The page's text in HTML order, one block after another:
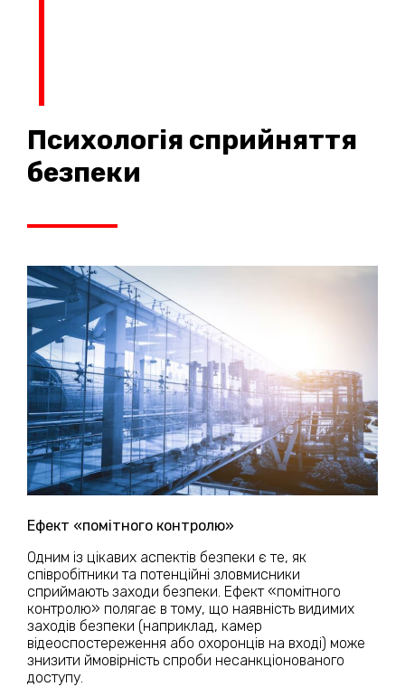
Психологія сприйняття
безпеки
Ефект «помітного контролю»
Одним із цікавих аспектів безпеки є те, як
співробітники та потенційні зловмисники
сприймають заходи безпеки. Ефект «помітного
контролю» полягає в тому, що наявність видимих
заходів безпеки (наприклад, камер
відеоспостереження або охоронців на вході) може
знизити ймовірність спроби несанкціонованого
доступу.